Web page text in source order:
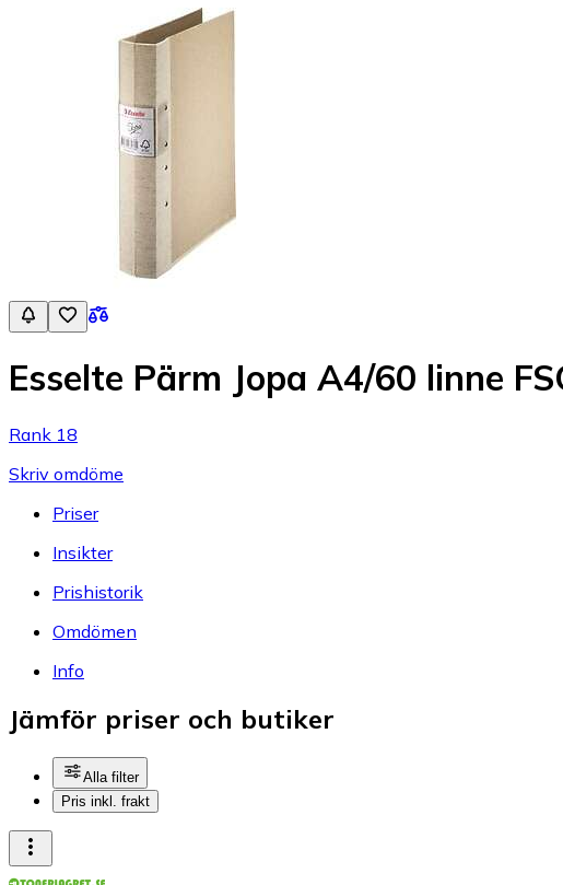
Esselte Pärm Jopa A4/60 linne
Rank 18
Skriv omdöme
Priser
Insikter
Prishistorik
Omdömen
Info
Jämför priser och butiker
Alla filter
Pris inkl. frakt